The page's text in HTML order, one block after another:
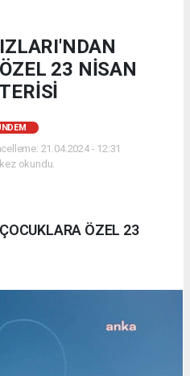
23 NİSAN
21.04.2024 - 12:31
okundu.
ÖZEL 23